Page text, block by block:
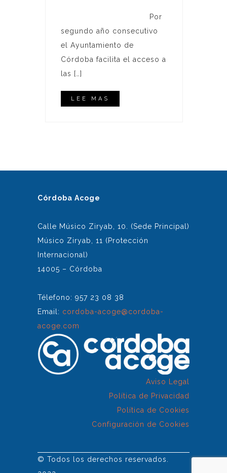
Por
segundo año consecutivo
el Ayuntamiento de
Córdoba facilita el acceso a
las […]
LEE MAS
Córdoba Acoge
Calle Músico Ziryab, 10. (Sede Principal)
Músico Ziryab, 11 (Protección
Internacional)
14005 – Córdoba
Télefono: 957 23 08 38
Email: cordoba-acoge@cordoba-
acoge.com
Aviso Legal
Política de Privacidad
Política de Cookies
Configuración de Cookies
© Todos los derechos reservados.